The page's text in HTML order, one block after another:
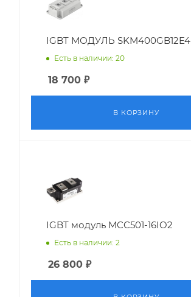
IGBT МОДУЛЬ SKM400GB12E4
Есть в наличии: 20
18 700 ₽
В КОРЗИНУ
IGBT модуль MCC501-16IO2
Есть в наличии: 2
26 800 ₽